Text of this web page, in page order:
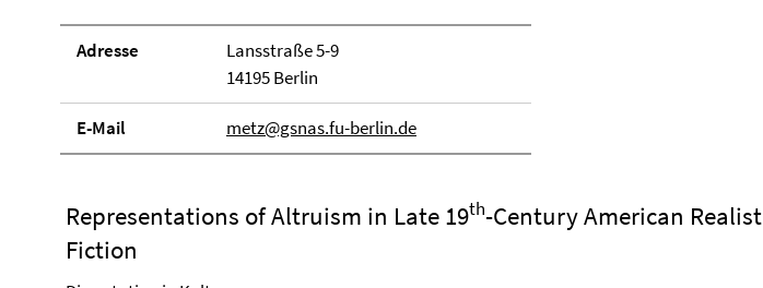
Adresse
Lansstraße 5-9
14195 Berlin
E-Mail metz@gsnas.fu-berlin.de
Representations of Altruism in Late 19th-Century American Realist
Fiction